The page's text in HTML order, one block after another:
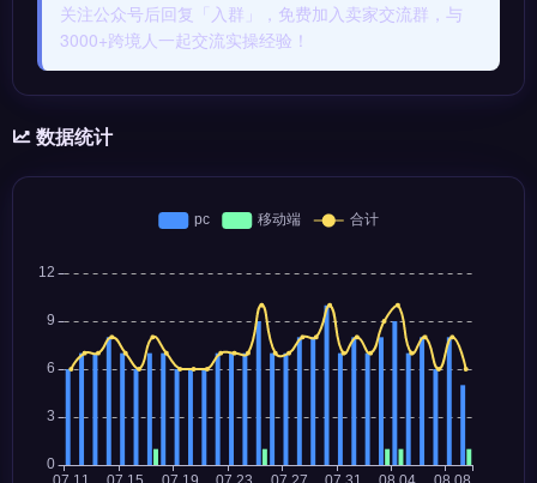
关注公众号后回复「入群」，免费加入卖家交流群，与
3000+跨境人一起交流实操经验！
数据统计